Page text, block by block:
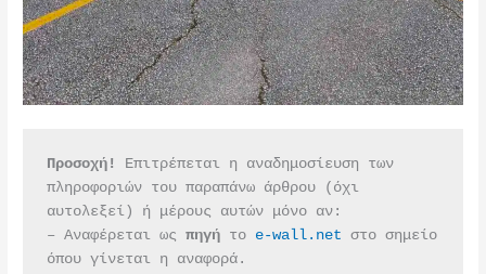
Προσοχή!
Επιτρέπεται η αναδημοσίευση των
πληροφοριών του παραπάνω άρθρου (όχι
αυτολεξεί) ή μέρους αυτών μόνο αν:
– Αναφέρεται ως πηγή το e-wall.net στο σημείο
όπου γίνεται η αναφορά.